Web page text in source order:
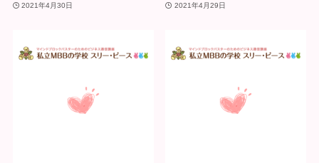
2021年4月30日 2021年4月29日